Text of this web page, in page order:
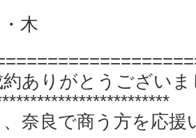
木
約ありがとうございま
奈良で商う方を応援